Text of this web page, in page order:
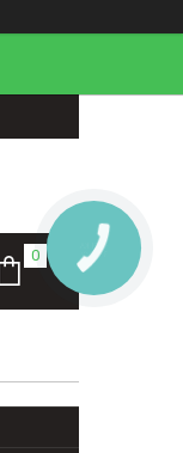
КНОПКА
ЗВ'ЯЗКУ